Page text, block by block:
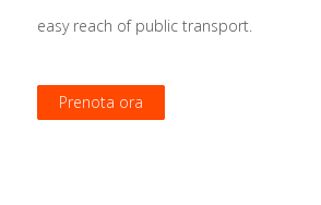
Prenota ora
Prenota ora
Prenota ora
easy reach of public transport.
Prenota ora